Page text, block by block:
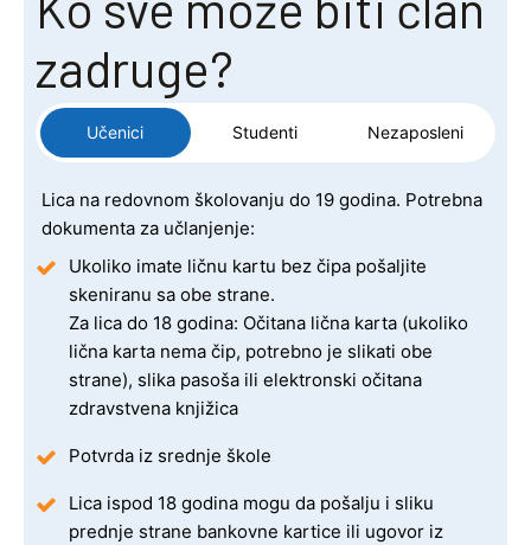
zadruge?
Učenici Studenti Nezaposleni
Lica na redovnom školovanju do 19 godina. Potrebna
dokumenta za učlanjenje:
Ukoliko imate ličnu kartu bez čipa pošaljite
skeniranu sa obe strane.
Za lica do 18 godina: Očitana lična karta (ukoliko
lična karta nema čip, potrebno je slikati obe
strane), slika pasoša ili elektronski očitana
zdravstvena knjižica
Potvrda iz srednje škole
Lica ispod 18 godina mogu da pošalju i sliku
prednje strane bankovne kartice ili ugovor iz